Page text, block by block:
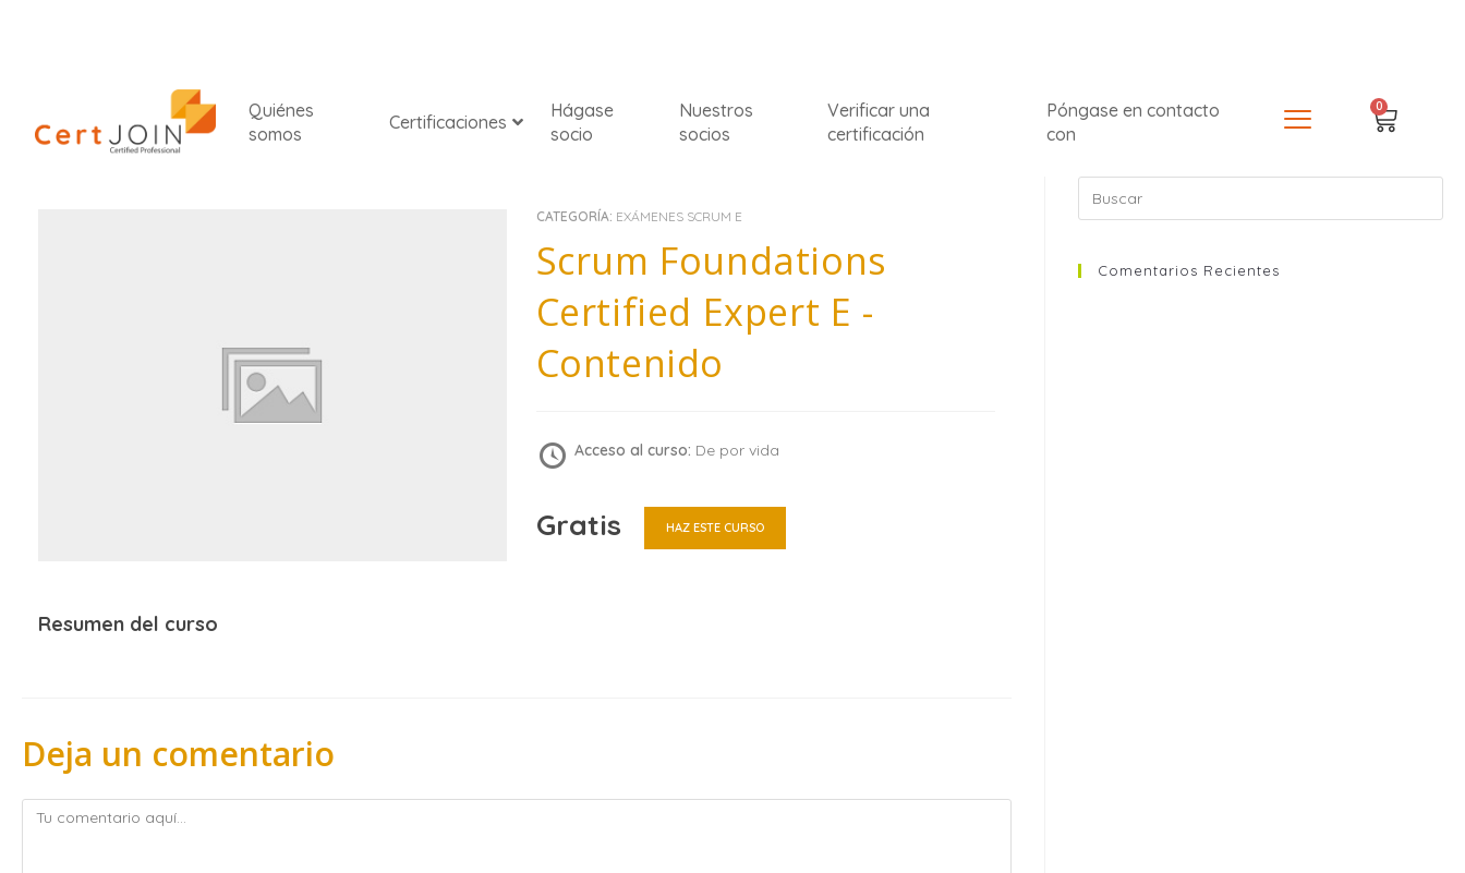
Quiénes
somos
Certificaciones
Hágase
socio
Nuestros
socios
Verificar una
certificación
Póngase en contacto
con
0
CATEGORÍA: EXÁMENES SCRUM E
Scrum Foundations
Certified Expert E -
Contenido
Acceso al curso: De por vida
Gratis HAZ ESTE CURSO
Resumen del curso
Deja un comentario
Comentarios Recientes